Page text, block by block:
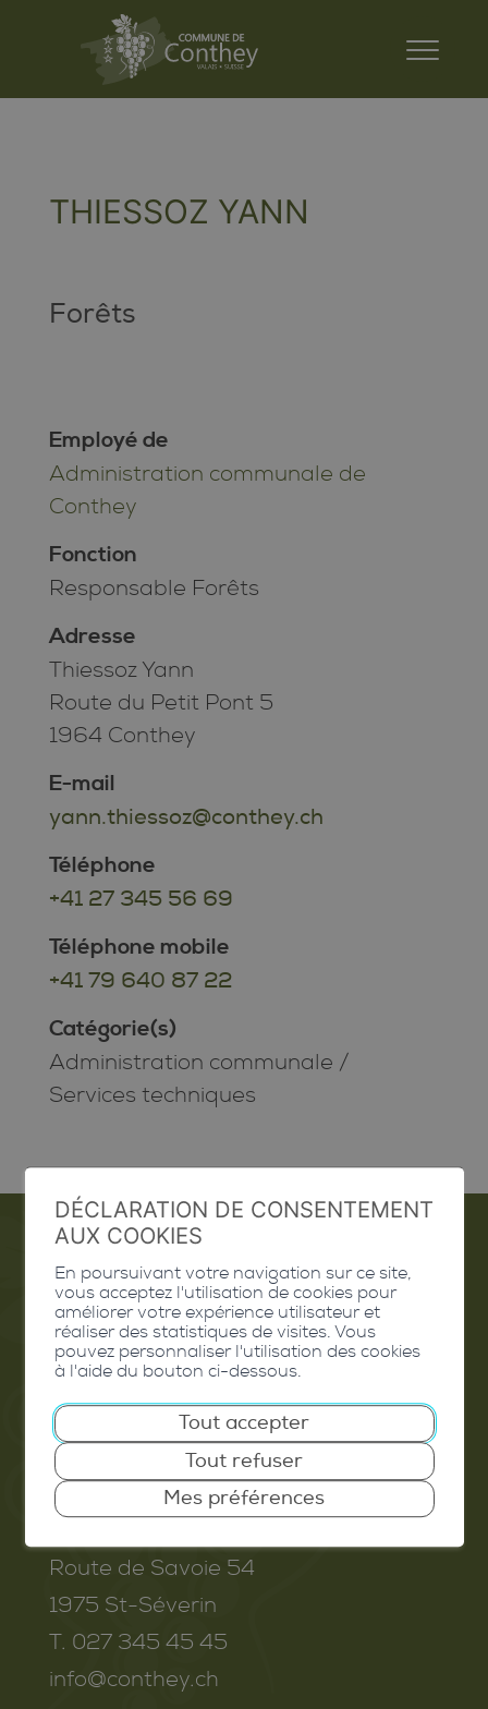
THIESSOZ YANN
Forêts
Employé de
Administration communale de
Conthey
Fonction
Responsable Forêts
Adresse
Thiessoz Yann
Route du Petit Pont 5
1964 Conthey
E-mail
yann.thiessoz@conthey.ch
Téléphone
+41 27 345 56 69
Téléphone mobile
+41 79 640 87 22
Catégorie(s)
Administration communale /
Services techniques
Emploi
Contact
Extranet
Valais Excellence
Route de Savoie 54
1975 St-Séverin
T. 027 345 45 45
info@conthey.ch
DÉCLARATION DE CONSENTEMENT
AUX COOKIES
En poursuivant votre navigation sur ce site,
vous acceptez l'utilisation de cookies pour
améliorer votre expérience utilisateur et
réaliser des statistiques de visites. Vous
pouvez personnaliser l'utilisation des cookies
à l'aide du bouton ci-dessous.
Tout accepter
Tout refuser
Mes préférences